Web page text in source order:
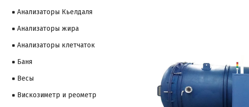
Анализаторы Кьелдаля
Анализаторы жира
Анализаторы клетчаток
Баня
Весы
Вискозиметр и реометр